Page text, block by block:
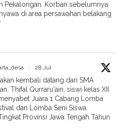
Pekalongan. Korban sebelumnya
di area persawahan belakang
· 28 Jul
kembali datang dari SMA
Thifal Qurraru'ain, siswi kelas XII
Juara 1 Cabang Lomba
dan Lomba Seni Siswa
Provinsi Jawa Tengah Tahun